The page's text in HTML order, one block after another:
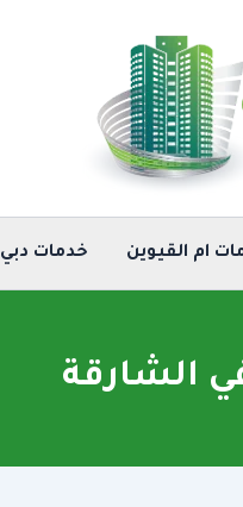
ام القيوين خدمات دبي
الشارقة